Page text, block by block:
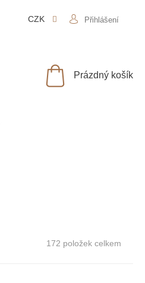
CZK Přihlášení
NÁKUPNÍ
Prázdný košík
172 položek celkem